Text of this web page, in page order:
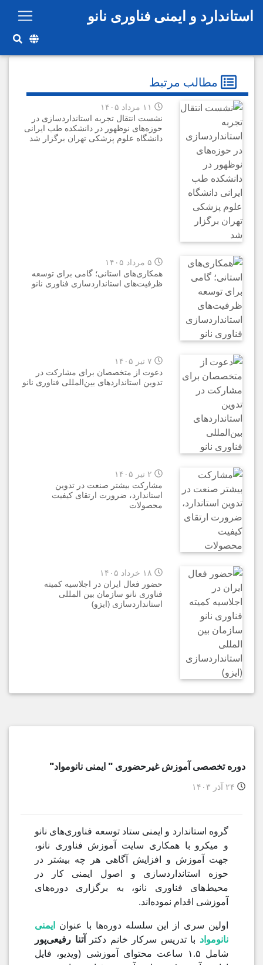
رفتن به محتوای اصلی
استاندارد و ایمنی فناوری نانو
مطالب مرتبط
نشست انتقال تجربه استانداردسازی در
حوزه‌های نوظهور در دانشکده طب ایرانی
دانشگاه علوم پزشکی تهران برگزار شد
همکاری‌های استانی؛ گامی برای توسعه
ظرفیت‌های استانداردسازی فناوری نانو
دعوت از متخصصان برای مشارکت در
تدوین استانداردهای بین‌المللی فناوری نانو
مشارکت بیشتر صنعت در تدوین
استاندارد، ضرورت ارتقای کیفیت
محصولات
حضور فعال ایران در اجلاسیه کمیته
فناوری نانو سازمان بین المللی
استانداردسازی (ایزو)
دوره‌ تخصصی آموزش غيرحضوری " ایمنی نانومواد"
گروه استاندارد و ایمنی ستاد توسعه فناوری‌های نانو
و میکرو با همکاری سایت آموزش فناوری نانو،
جهت آموزش و افزایش آگاهی هر چه بیشتر در
حوزه استانداردسازی و اصول ایمنی کار در
محیط‌های فناوری نانو، به برگزاری دوره‌های
آموزشی اقدام نموده‌اند.
اولین سری از این سلسله دوره‌ها با عنوان ایمنی
نانومواد با تدریس سرکار خانم دکتر آتنا رفیعی‌پور
شامل ۱.۵ ساعت محتوای آموزشی (ویدیو، فایل